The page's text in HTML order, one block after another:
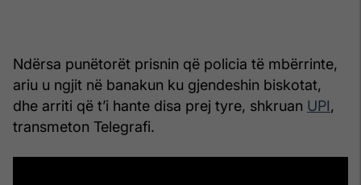
Ndërsa punëtorët prisnin që policia të mbërrinte,
ariu u ngjit në banakun ku gjendeshin biskotat,
dhe arriti që t’i hante disa prej tyre, shkruan UPI,
transmeton Telegrafi.